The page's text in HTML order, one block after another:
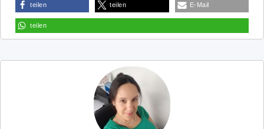
teilen teilen E-Mail
teilen